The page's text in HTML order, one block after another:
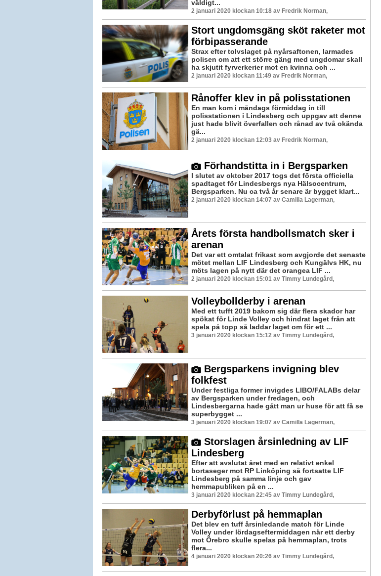
väldigt...
2 januari 2020 klockan 10:18 av Fredrik Norman,
Stort ungdomsgäng sköt raketer mot
förbipasserande
Strax efter tolvslaget på nyårsaftonen, larmades
polisen om att ett större gäng med ungdomar skall
ha skjutit fyrverkerier mot en kvinna och ...
2 januari 2020 klockan 11:49 av Fredrik Norman,
Rånoffer klev in på polisstationen
En man kom i måndags förmiddag in till
polisstationen i Lindesberg och uppgav att denne
just hade blivit överfallen och rånad av två okända
gä...
2 januari 2020 klockan 12:03 av Fredrik Norman,
Förhandstitta in i Bergsparken
I slutet av oktober 2017 togs det första officiella
spadtaget för Lindesbergs nya Hälsocentrum,
Bergsparken. Nu ca två år senare är bygget klart...
2 januari 2020 klockan 14:07 av Camilla Lagerman,
Årets första handbollsmatch sker i
arenan
Det var ett omtalat frikast som avgjorde det senaste
mötet mellan LIF Lindesberg och Kungälvs HK, nu
möts lagen på nytt där det orangea LIF ...
2 januari 2020 klockan 15:01 av Timmy Lundegård,
Volleybollderby i arenan
Med ett tufft 2019 bakom sig där flera skador har
spökat för Linde Volley och hindrat laget från att
spela på topp så laddar laget om för ett ...
3 januari 2020 klockan 15:12 av Timmy Lundegård,
Bergsparkens invigning blev
folkfest
Under festliga former invigdes LIBO/FALABs delar
av Bergsparken under fredagen, och
Lindesbergarna hade gått man ur huse för att få se
superbygget ...
3 januari 2020 klockan 19:07 av Camilla Lagerman,
Storslagen årsinledning av LIF
Lindesberg
Efter att avslutat året med en relativt enkel
bortaseger mot RP Linköping så fortsatte LIF
Lindesberg på samma linje och gav
hemmapubliken på en ...
3 januari 2020 klockan 22:45 av Timmy Lundegård,
Derbyförlust på hemmaplan
Det blev en tuff årsinledande match för Linde
Volley under lördagseftermiddagen när ett derby
mot Örebro skulle spelas på hemmaplan, trots
flera...
4 januari 2020 klockan 20:26 av Timmy Lundegård,